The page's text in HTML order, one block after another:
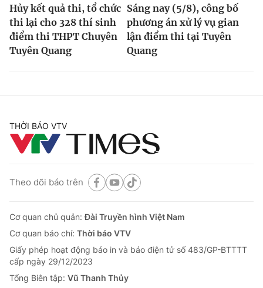
Hủy kết quả thi, tổ chức
thi lại cho 328 thí sinh
điểm thi THPT Chuyên
Tuyên Quang
Sáng nay (5/8), công bố
phương án xử lý vụ gian
lận điểm thi tại Tuyên
Quang
THỜI BÁO VTV
Theo dõi báo trên
Cơ quan chủ quản:Đài Truyền hình Việt Nam
Cơ quan báo chí: Thời báo VTV
Giấy phép hoạt động báo in và báo điện tử số 483/GP-BTTTT
cấp ngày 29/12/2023
Tổng Biên tập: Vũ Thanh Thủy